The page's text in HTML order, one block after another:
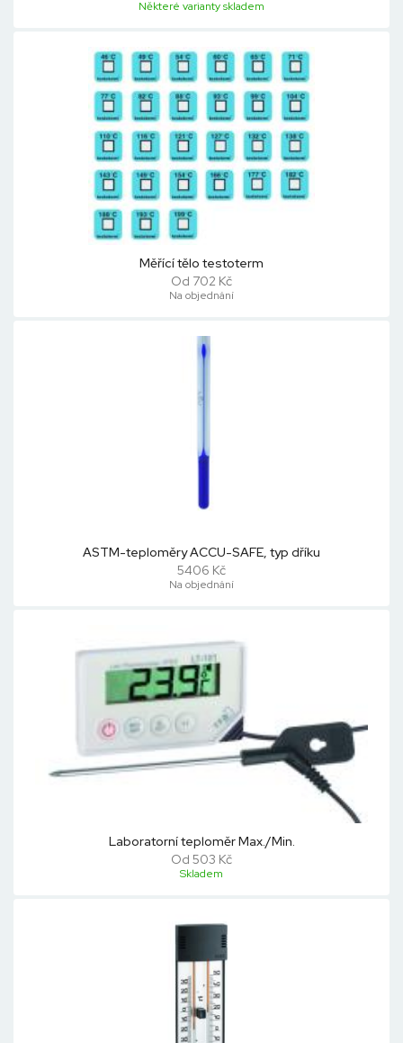
Některé varianty skladem
Měřící tělo testoterm
Od 702 Kč
Na objednání
ASTM-teploměry ACCU-SAFE, typ dříku
5406 Kč
Na objednání
Laboratorní teploměr Max./Min.
Od 503 Kč
Skladem